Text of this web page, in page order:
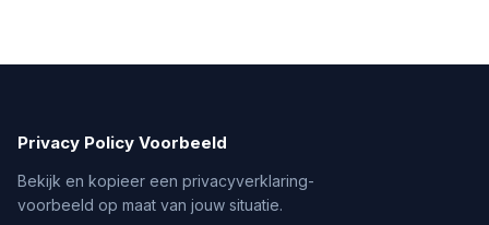
Privacy Policy Voorbeeld
Bekijk en kopieer een privacyverklaring-
voorbeeld op maat van jouw situatie.